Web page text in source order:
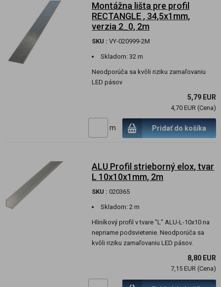
Montážna lišta pre profil
RECTANGLE , 34,5x1mm,
verzia 2_0, 2m
SKU : VY-020999-2M
Skladom:32 m
Neodporúča sa kvôli riziku zamaľovaniu
LED pásov
5,79 EUR
4,70 EUR (Cena)
m Pridať do košíka
ALU Profil strieborný elox, tvar
L 10x10x1mm, 2m
SKU : 020365
Skladom:2 m
Hliníkový profil v tvare "L" ALU-L-10x10 na
nepriame podsvietenie. Neodporúča sa
kvôli riziku zamaľovaniu LED pásov.
8,80 EUR
7,15 EUR (Cena)